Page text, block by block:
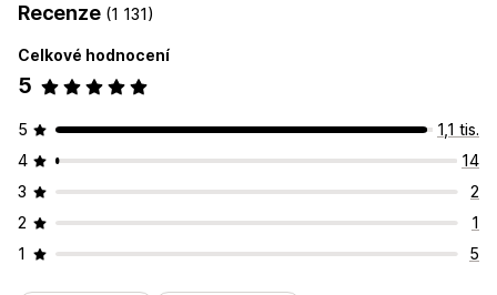
Recenze (1 131)
Celkové hodnocení
5
5
1,1 tis.
4
14
3
2
2
1
1
5